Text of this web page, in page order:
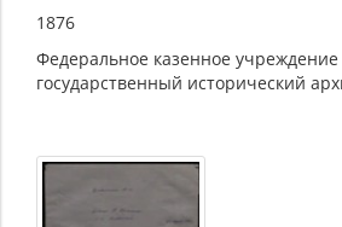
1876
Федеральное казенное учреждение
государственный исторический